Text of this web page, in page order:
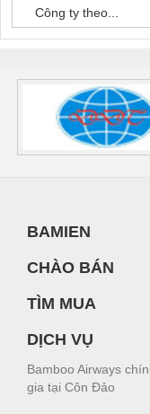
Công ty theo...
BAMIEN
CHÀO BÁN
TÌM MUA
DỊCH VỤ
Bamboo Airways
gia tại Côn Đảo